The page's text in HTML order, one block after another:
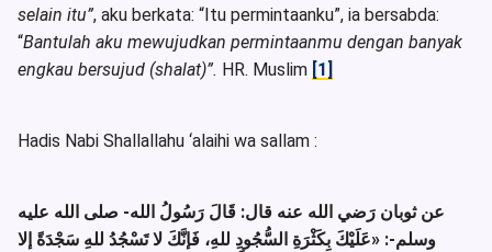
selain itu”, aku berkata: “Itu permintaanku”, ia bersabda:
“Bantulah aku mewujudkan permintaanmu dengan banyak
engkau bersujud (shalat)”. HR. Muslim [1]
Hadis Nabi Shallallahu ‘alaihi wa sallam :
عن ثوبان رَضي الله عنه قال: قَالَ رَسُولُ الله- صلى الله عليه
وسلم-: «عَلَيْكَ بِكَثْرَةِ السُّجُودِ للهِ، فَإنَّكَ لا تَسْجُدُ للهِ سَجْدَةً إلا